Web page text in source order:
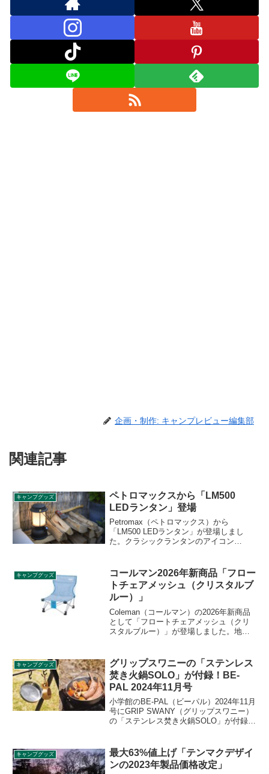
企画・制作: キャンプレビュー編集部
関連記事
キャンプグッズ
ペトロマックスから「LM500
LEDランタン」登場
Petromax（ペトロマックス）から
「LM500 LEDランタン」が登場しまし
た。クラシックランタンのアイコン
はそのままに、現代のアウトドアスタイ
ルに対応するLED光源とバッテリー機能
を搭載しています。詳細をレビューしま
す。
キャンプグッズ
コールマン2026年新商品「フロー
トチェアメッシュ（クリスタルブ
ルー）」
Coleman（コールマン）の2026年新商品
として「フロートチェアメッシュ（クリ
スタルブルー）」が登場しました。地面
ェアで、通気性に優れたメッシュシート
は水濡れに強い素材でプールやビーチに
最適です。詳細をレビューします。
キャンプグッズ
グリップスワニーの「ステンレス
焚き火鍋SOLO」が付録！BE-
PAL 2024年11月号
小学館のBE-PAL（ビーパル）2024年11月
号にGRIP SWANY（グリップスワニー）
の「ステンレス焚き火鍋SOLO」が付録と
炒め料理、煮込み料理などを楽しむこと
ができます。詳細をレビューします。
キャンプグッズ
最大63%値上げ「テンマクデザイ
ンの2023年製品価格改定」